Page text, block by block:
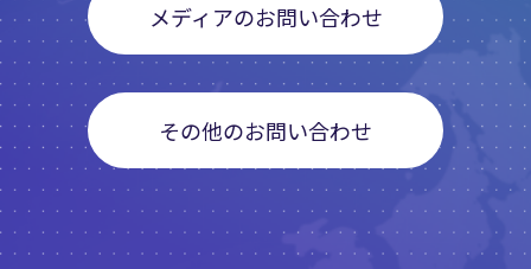
メディアのお問い合わせ
その他のお問い合わせ